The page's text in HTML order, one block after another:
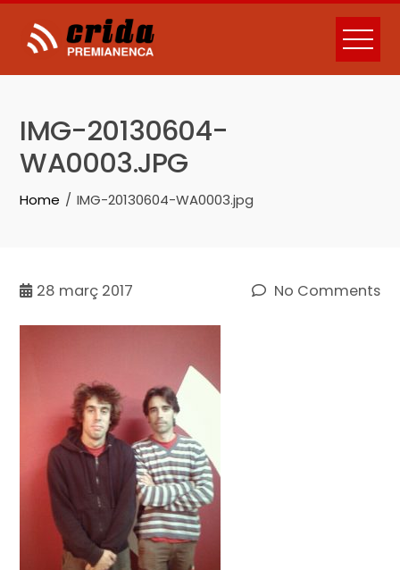
Skip
content
IMG-20130604-
WA0003.JPG
Home IMG-20130604-WA0003.jpg
28 març 2017 No Comments